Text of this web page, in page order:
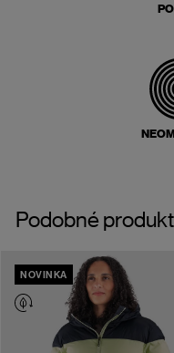
Podobné
NOVINKA